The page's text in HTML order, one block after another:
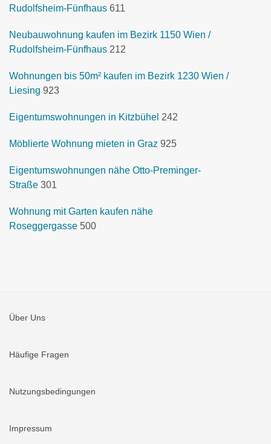
Rudolfsheim-Fünfhaus 611
Neubauwohnung kaufen im Bezirk 1150 Wien /
Rudolfsheim-Fünfhaus 212
Wohnungen bis 50m² kaufen im Bezirk 1230 Wien /
Liesing 923
Eigentumswohnungen in Kitzbühel 242
Möblierte Wohnung mieten in Graz 925
Eigentumswohnungen nähe Otto-Preminger-
Straße 301
Wohnung mit Garten kaufen nähe
Roseggergasse 500
Über Uns
Häufige Fragen
Nutzungsbedingungen
Impressum